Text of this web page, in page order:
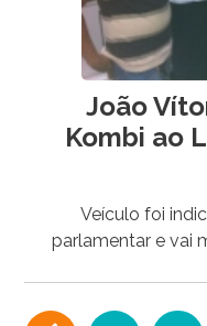
João
Kombi ao
Veículo foi
parlamentar e vai